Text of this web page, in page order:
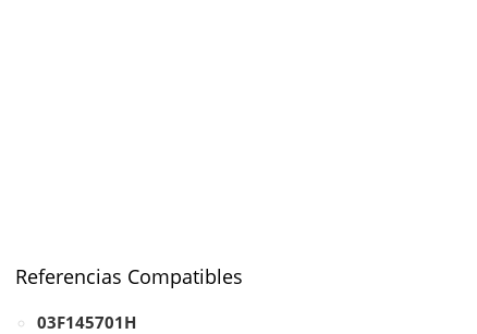
Referencias Compatibles
03F145701H